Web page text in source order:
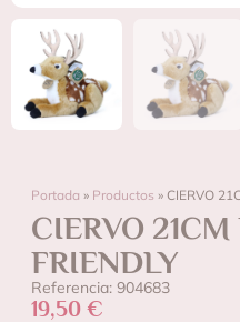
Portada » Productos » CIERVO
CIERVO 21CM
FRIENDLY
Referencia: 904683
19,50 €